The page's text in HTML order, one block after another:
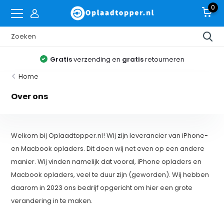
0
Gratisverzending en gratisretourneren
Home
Over ons
Welkom bij Oplaadtopper.nl! Wij zijn leverancier van iPhone-
en Macbook opladers. Dit doen wij net even op een andere
manier. Wij vinden namelijk dat vooral, iPhone opladers en
Macbook opladers, veel te duur zijn (geworden). Wij hebben
daarom in 2023 ons bedrijf opgericht om hier een grote
verandering in te maken.